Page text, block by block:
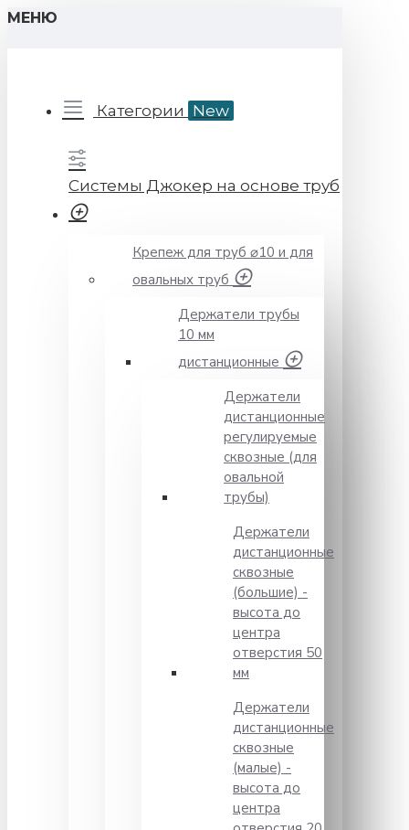
МЕНЮ
Категории New
Системы Джокер на основе труб
Крепеж для труб ⌀10 и для
овальных труб
Держатели трубы
10 мм
дистанционные
Держатели
дистанционные
регулируемые
сквозные (для
овальной
трубы)
Держатели
дистанционные
сквозные
(большие) -
высота до
центра
отверстия 50
мм
Держатели
дистанционные
сквозные
(малые) -
высота до
центра